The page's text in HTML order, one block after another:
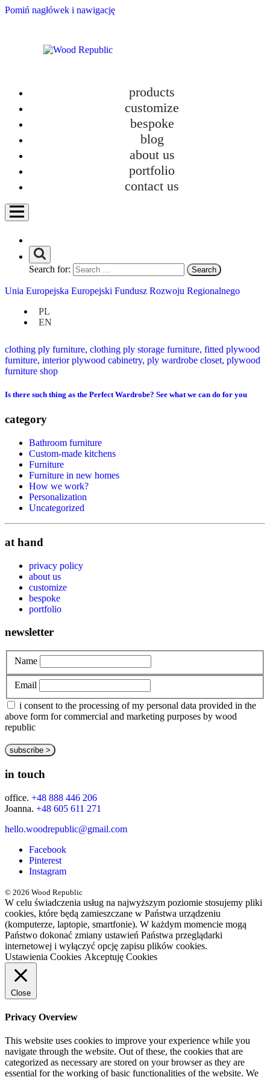
Pomiń nagłówek i nawigację
products
customize
bespoke
blog
about us
portfolio
contact us
Search for:
Unia Europejska Europejski Fundusz Rozwoju Regionalnego
PL
EN
Is there such thing as the Perfect Wardrobe? See what we can do for you
category
Bathroom furniture
Custom-made kitchens
Furniture
Furniture in new homes
How we work?
Personalization
Uncategorized
at hand
privacy policy
about us
customize
bespoke
portfolio
newsletter
Name
Email
i consent to the processing of my personal data provided in the
above form for commercial and marketing purposes by wood
republic
in touch
office. +48 888 446 206
Joanna. +48 605 611 271
hello.woodrepublic@gmail.com
Facebook
Pinterest
Instagram
© 2026 Wood Republic
W celu świadczenia usług na najwyższym poziomie stosujemy pliki
cookies, które będą zamieszczane w Państwa urządzeniu
(komputerze, laptopie, smartfonie). W każdym momencie mogą
Państwo dokonać zmiany ustawień Państwa przeglądarki
internetowej i wyłączyć opcję zapisu plików cookies.
Ustawienia Cookies Akceptuję Cookies
Close
Privacy Overview
This website uses cookies to improve your experience while you
navigate through the website. Out of these, the cookies that are
categorized as necessary are stored on your browser as they are
essential for the working of basic functionalities of the website. We